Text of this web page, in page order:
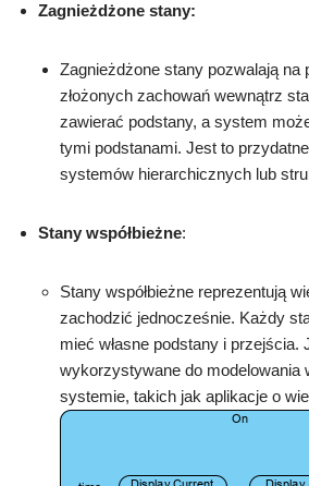
Zagnieżdżone stany:
Zagnieżdżone stany pozwalają na
złożonych zachowań wewnątrz
zawierać podstany, a system
tymi podstanami. Jest to
systemów hierarchicznych lub
Stany współbieżne:
Stany współbieżne reprezentują
zachodzić jednocześnie. Każdy
mieć własne podstany i przejścia.
wykorzystywane do modelowania
systemie, takich jak aplikacje o